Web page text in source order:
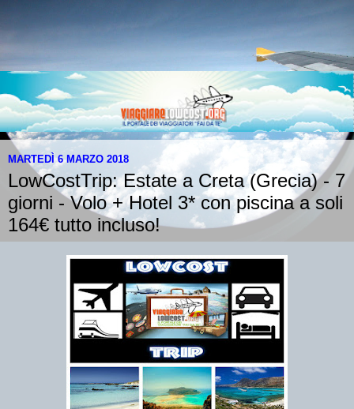
MARTEDÌ 6 MARZO 2018
LowCostTrip: Estate a Creta (Grecia) - 7
giorni - Volo + Hotel 3* con piscina a soli
164€ tutto incluso!